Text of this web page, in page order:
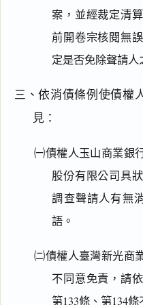
案，並經裁定清
前開卷宗核閱無
定是否免除聲請人
三、依消債條例使債權
見：
㈠債權人玉山商業銀
股份有限公司具
調查聲請人有無
語。
㈡債權人臺灣新光商
不同意免責，請
第133條、第134